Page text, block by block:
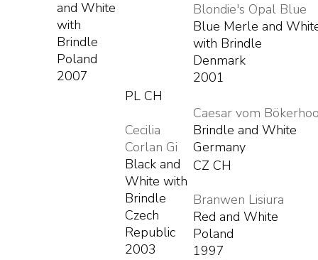
and White
with
Brindle
Poland
2007
Blondie's Opal Blue
Blue Merle and
with Brindle
Denmark
2001
PL CH
Cecilia
Corlan Gi
Black and
White with
Brindle
Czech
Republic
2003
Caesar vom
Brindle and White
Germany
CZ CH
Branwen Lisiura
Red and White
Poland
1997